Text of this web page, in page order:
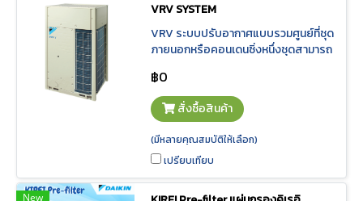
VRV SYSTEM
VRV ระบบปรับอากาศแบบรวมศูนย์ที่ชุด
ภายนอกหรือคอนเดนซิ่งหนึ่งชุดสามารถ
สูงสุดถึง 64 เครื่อง ผสานเทคโนโลยี
VRT (Variable Refrigerant
Temperature) ที่สามารถปรับ “อุณหภูมิ
ของน้ำยา” ตามสภาวะอากาศ จึงช่วยให้
ประหยัดพลังงานมากยิ่งขึ้น พร้อมระบบ
ควบคุมส่วนกลางอัจฉริยะ ITM
(Intelligent Touch Manager) ที่ช่วย
ควบคุมและตรวจสอบการทำงานของได
฿0
สั่งซื้อสินค้า
(มีหลายคุณสมบัติให้เลือก)
เปรียบเทียบ
New